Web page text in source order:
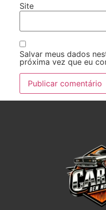
Site
Salvar meus dados
próxima vez que eu